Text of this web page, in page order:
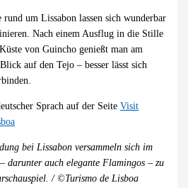
um Lissabon lassen sich wunderbar
Nach einem Ausflug in die Stille
von Guincho genießt man am
auf den Tejo – besser lässt sich
Sprach auf der SeiteVisit
bei Lissabon versammeln sich im
darunter auch elegante Flamingos – zu
/ ©Turismo de Lisboa